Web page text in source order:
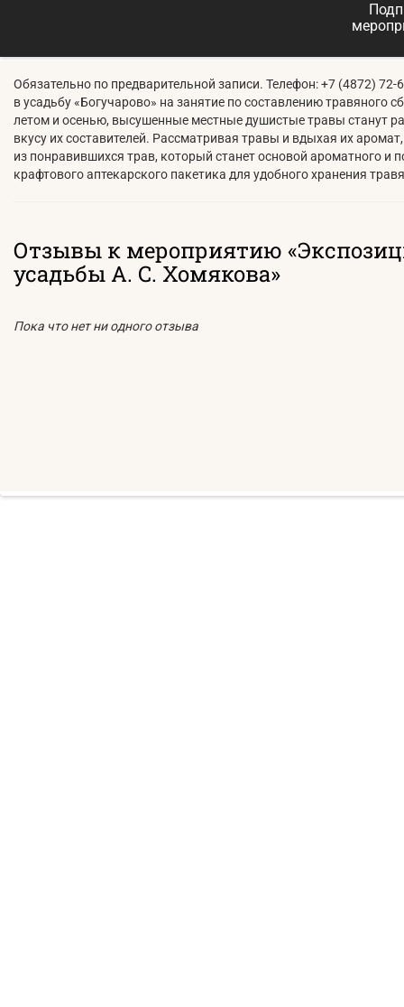
Обязательно по предварительной записи. Телефон: +7 (4872)
в усадьбу «Богучарово» на занятие по составлению травяного
летом и осенью, высушенные местные душистые травы станут
вкусу их составителей. Рассматривая травы и вдыхая их
из понравившихся трав, который станет основой ароматного и
крафтового аптекарского пакетика для удобного хранения
Отзывы к мероприятию
усадьбы А. С. Хомякова»
Пока что нет ни одного отзыва